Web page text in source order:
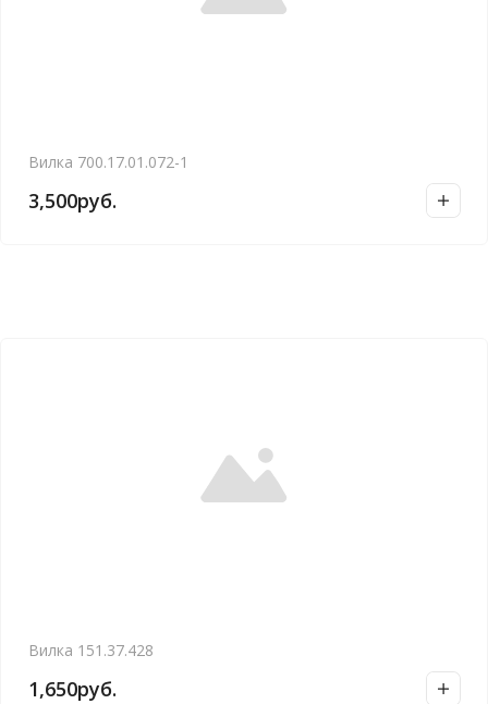
Вилка 700.17.01.072-1
3,500руб.
Вилка 151.37.428
1,650руб.